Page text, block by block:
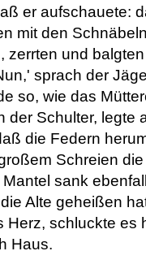
er aufschauete:
mit den
zerrten und
sprach der
so, wie das
der Schulter, legte
die Federn
Schreien
sank
Alte geheißen
Herz, schluckte es
Haus.